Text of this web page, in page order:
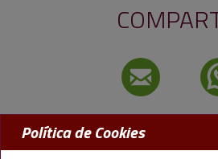
MADRID:91
Política de Cookies